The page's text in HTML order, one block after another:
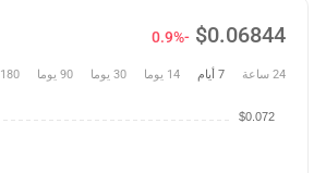
$0.06844
-0.9%
24 ساعة 7 أيام 14 يوما 30 يوما 90 يوما 180 يوما
$0.072